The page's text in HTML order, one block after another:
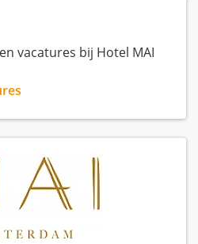
vacatures bij Hotel MAI